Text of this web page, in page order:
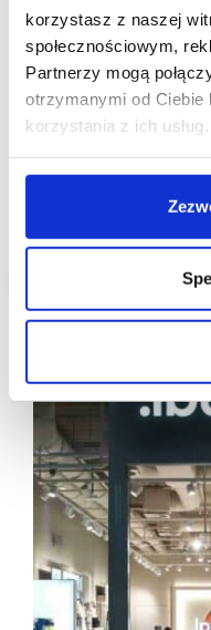
korzystasz z naszej
społecznościowym,
Partnerzy mogą
otrzymanymi od
korzystania z ich usług.
17/11/2022
Adidas
EPP
EPP: adidas dołącza do
Parku Szczecin
Zarządzany przez EPP
wzmocnił swoją ofertę
W nowo wynajętej